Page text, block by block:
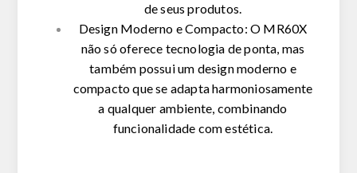
de seus produtos.
Design Moderno e Compacto: O MR60X
não só oferece tecnologia de ponta, mas
também possui um design moderno e
compacto que se adapta harmoniosamente
a qualquer ambiente, combinando
funcionalidade com estética.